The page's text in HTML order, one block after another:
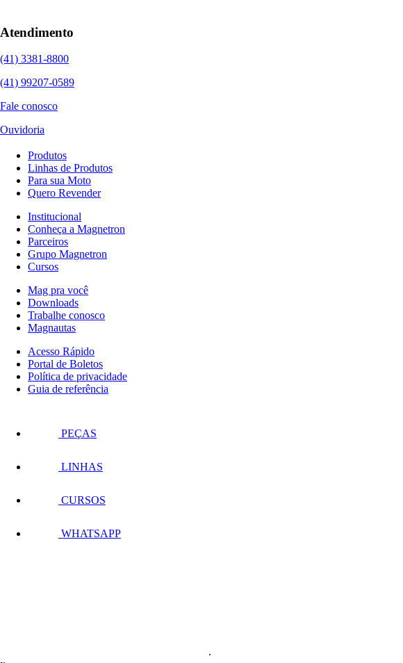
Atendimento
(41) 3381-8800
(41) 99207-0589
Fale conosco
Ouvidoria
Produtos
Linhas de Produtos
Para sua Moto
Quero Revender
Institucional
Conheça a Magnetron
Parceiros
Grupo Magnetron
Cursos
Mag pra você
Downloads
Trabalhe conosco
Magnautas
Acesso Rápido
Portal de Boletos
Política de privacidade
Guia de referência
PEÇAS
LINHAS
CURSOS
WHATSAPP
.